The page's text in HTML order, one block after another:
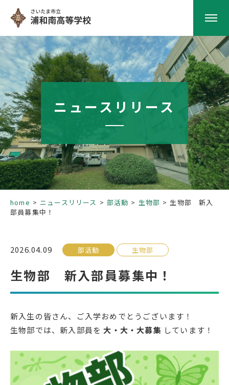
HOME
学校紹介
南高の教育
学校生活
部活動
受検生の方へ
年間スケジュール
学校パンフレット
教科ガイド
校長室より
保健室より
図書室より
事務室より
在校生の皆さんへ
保護者の方へ
本校のPTA活動
ニュースリリース
home ニュースリリース 部活動 生物部
生物部 新入
部員募集中！
2026.04.09 部活動 生物部
生物部 新入部員募集中！
新入生の皆さん、ご入学おめでとうございます！
生物部では、新入部員を大・大・大募集 しています！